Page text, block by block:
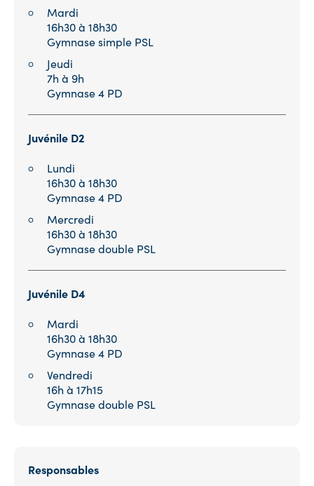
Mardi
16h30 à 18h30
Gymnase simple PSL
Jeudi
7h à 9h
Gymnase 4 PD
Juvénile D2
Lundi
16h30 à 18h30
Gymnase 4 PD
Mercredi
16h30 à 18h30
Gymnase double PSL
Juvénile D4
Mardi
16h30 à 18h30
Gymnase 4 PD
Vendredi
16h à 17h15
Gymnase double PSL
Responsables